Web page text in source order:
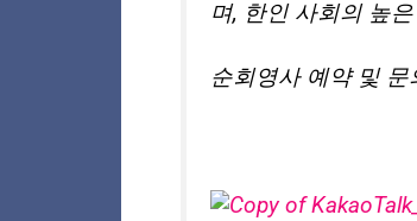
며, 한인 사회의 높
순회영사 예약 및 문